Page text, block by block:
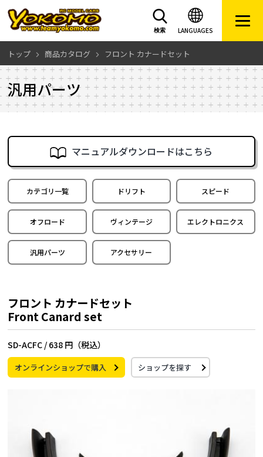
LANGUAGES
検索
トップ 商品カタログ フロント カナードセット
汎用パーツ
マニュアルダウンロードはこちら
カテゴリ一覧 ドリフト スピード
オフロード ヴィンテージ エレクトロニクス
汎用パーツ アクセサリー
フロント カナードセット
Front Canard set
SD-ACFC / 638 円（税込）
オンラインショップで購入 ショップを探す